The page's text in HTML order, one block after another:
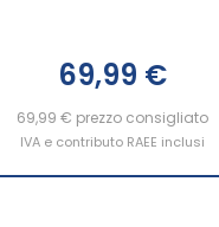
69,99 €
69,99 € prezzo consigliato
IVA e contributo RAEE inclusi